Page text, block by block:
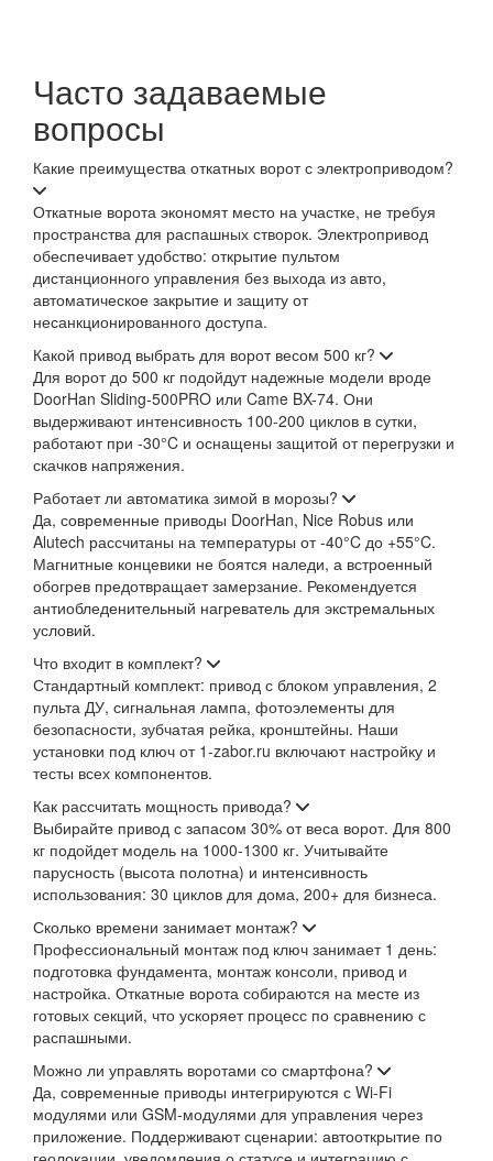
Часто задаваемые
вопросы
Какие преимущества откатных ворот с электроприводом?
Откатные ворота экономят место на участке, не требуя
пространства для распашных створок. Электропривод
обеспечивает удобство: открытие пультом
дистанционного управления без выхода из авто,
автоматическое закрытие и защиту от
несанкционированного доступа.
Какой привод выбрать для ворот весом 500 кг?
Для ворот до 500 кг подойдут надежные модели вроде
DoorHan Sliding-500PRO или Came BX-74. Они
выдерживают интенсивность 100-200 циклов в сутки,
работают при -30°C и оснащены защитой от перегрузки и
скачков напряжения.
Работает ли автоматика зимой в морозы?
Да, современные приводы DoorHan, Nice Robus или
Alutech рассчитаны на температуры от -40°C до +55°C.
Магнитные концевики не боятся наледи, а встроенный
обогрев предотвращает замерзание. Рекомендуется
антиобледенительный нагреватель для экстремальных
условий.
Что входит в комплект?
Стандартный комплект: привод с блоком управления, 2
пульта ДУ, сигнальная лампа, фотоэлементы для
безопасности, зубчатая рейка, кронштейны. Наши
установки под ключ от 1-zabor.ru включают настройку и
тесты всех компонентов.
Как рассчитать мощность привода?
Выбирайте привод с запасом 30% от веса ворот. Для 800
кг подойдет модель на 1000-1300 кг. Учитывайте
парусность (высота полотна) и интенсивность
использования: 30 циклов для дома, 200+ для бизнеса.
Сколько времени занимает монтаж?
Профессиональный монтаж под ключ занимает 1 день:
подготовка фундамента, монтаж консоли, привод и
настройка. Откатные ворота собираются на месте из
готовых секций, что ускоряет процесс по сравнению с
распашными.
Можно ли управлять воротами со смартфона?
Да, современные приводы интегрируются с Wi-Fi
модулями или GSM-модулями для управления через
приложение. Поддерживают сценарии: автооткрытие по